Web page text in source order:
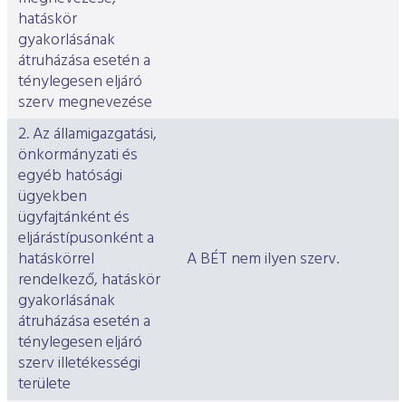
ESG Útmutató
hatáskör
gyakorlásának
átruházása esetén a
ténylegesen eljáró
szerv megnevezése
2. Az államigazgatási,
önkormányzati és
egyéb hatósági
ügyekben
ügyfajtánként és
eljárástípusonként a
hatáskörrel
rendelkező, hatáskör
gyakorlásának
átruházása esetén a
ténylegesen eljáró
szerv illetékességi
területe
A BÉT nem ilyen szerv.